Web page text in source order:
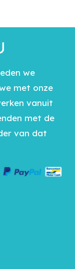
we
met onze
vanuit
met de
van dat